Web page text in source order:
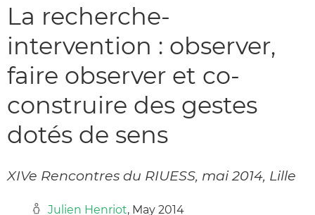
La recherche-
intervention : observer,
faire observer et co-
construire des gestes
dotés de sens
XIVe Rencontres du RIUESS, mai 2014, Lille
Julien Henriot, May 2014